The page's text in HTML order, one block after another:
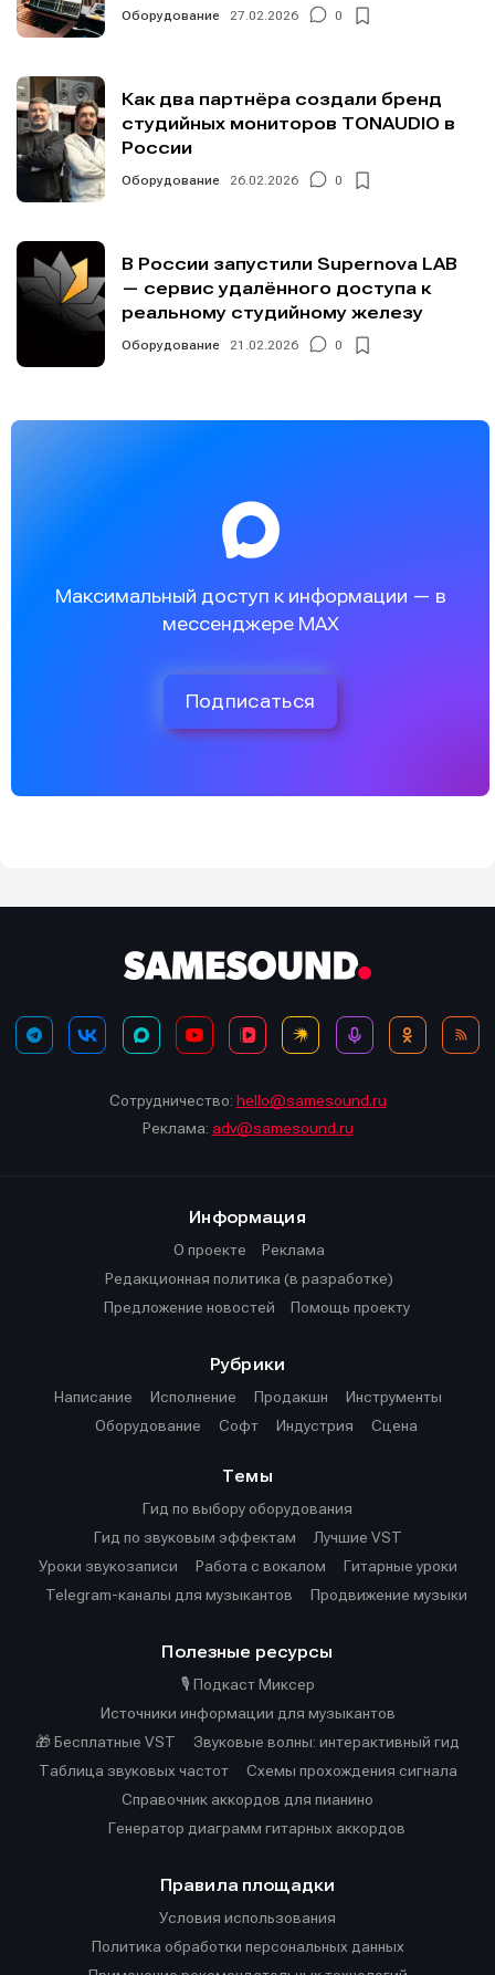
Оборудование 27.02.2026 0
Как два партнёра создали бренд
студийных мониторов TONAUDIO в
России
Оборудование 26.02.2026 0
В России запустили Supernova LAB
— сервис удалённого доступа к
реальному студийному железу
Оборудование 21.02.2026 0
Максимальный доступ к информации — в
мессенджере MAX
Подписаться
Сотрудничество: hello@samesound.ru
Реклама: adv@samesound.ru
Информация
О проекте
Реклама
Редакционная политика (в разработке)
Предложение новостей
Помощь проекту
Рубрики
Написание
Исполнение Продакшн
Инструменты
Оборудование
Софт Индустрия Сцена
Темы
Гид по выбору оборудования
Гид по звуковым эффектам
Лучшие VST
Уроки звукозаписи
Работа с вокалом
Гитарные уроки
Telegram-каналы для музыкантов
Продвижение музыки
Полезные ресурсы
🎙️ Подкаст Миксер
Источники информации для музыкантов
🎁 Бесплатные VST
Звуковые волны: интерактивный гид
Таблица звуковых частот
Cхемы прохождения сигнала
Справочник аккордов для пианино
Генератор диаграмм гитарных аккордов
Правила площадки
Условия использования
Политика обработки персональных данных